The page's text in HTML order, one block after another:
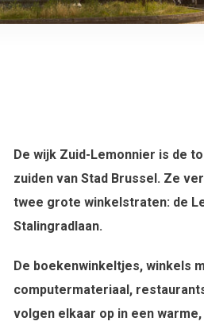
De wijk Zuid-Lemonnier is de
zuiden van Stad Brussel. Ze
twee grote winkelstraten: de
Stalingradlaan.
De boekenwinkeltjes, winkels
computermateriaal,
volgen elkaar op in een